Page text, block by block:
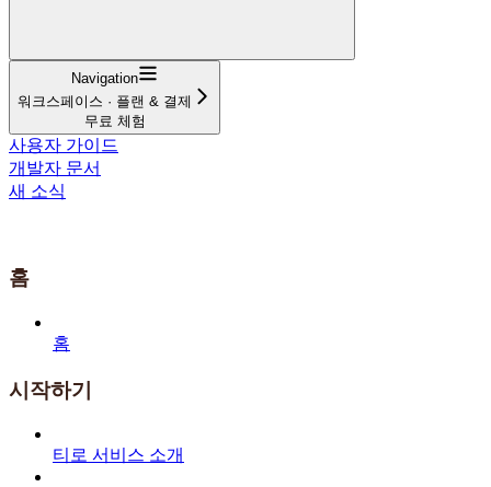
Navigation
워크스페이스 · 플랜 & 결제
무료 체험
사용자 가이드
개발자 문서
새 소식
홈
홈
시작하기
티로 서비스 소개